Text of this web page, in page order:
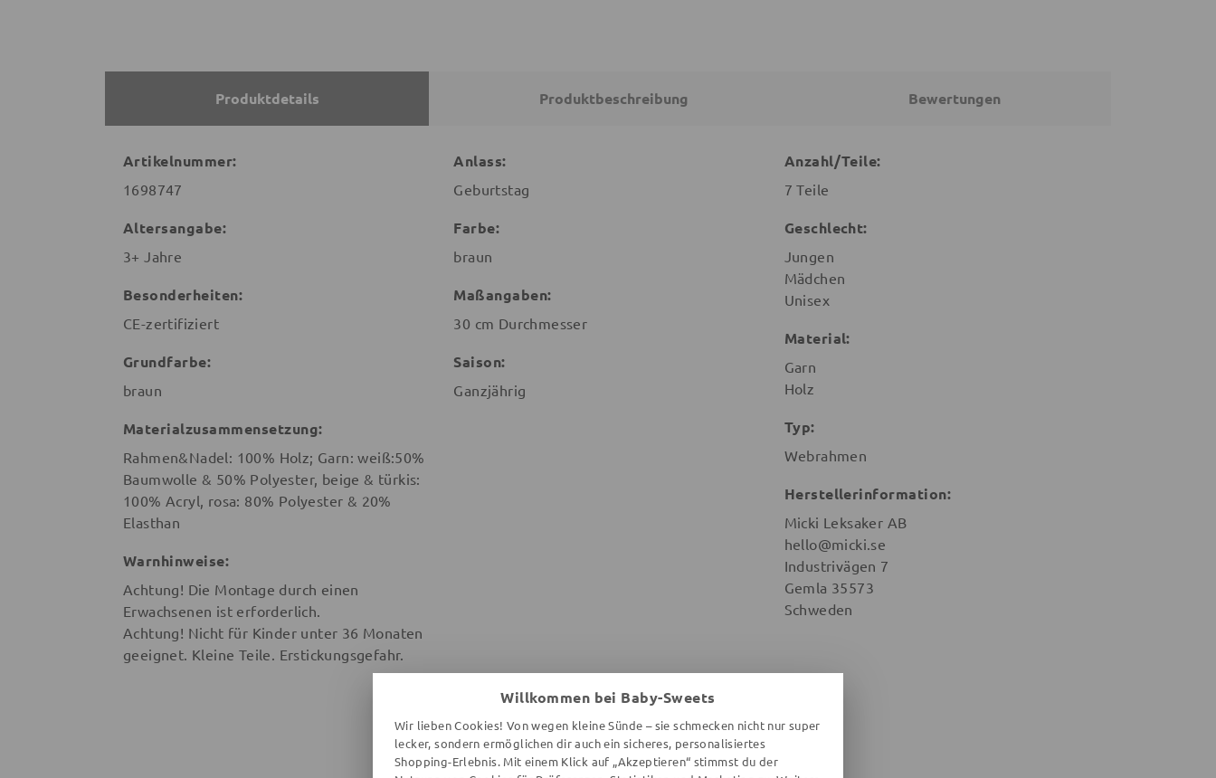
Produktdetails Produktbeschreibung Bewertungen
Artikelnummer:
1698747
Altersangabe:
3+ Jahre
Besonderheiten:
CE-zertifiziert
Grundfarbe:
braun
Materialzusammensetzung:
Rahmen&Nadel: 100% Holz; Garn: weiß:50%
Baumwolle & 50% Polyester, beige & türkis:
100% Acryl, rosa: 80% Polyester & 20%
Elasthan
Warnhinweise:
Achtung! Die Montage durch einen
Erwachsenen ist erforderlich.
Achtung! Nicht für Kinder unter 36 Monaten
geeignet. Kleine Teile. Erstickungsgefahr.
Anlass:
Geburtstag
Farbe:
braun
Maßangaben:
30 cm Durchmesser
Saison:
Ganzjährig
Anzahl/Teile:
7 Teile
Geschlecht:
Jungen
Mädchen
Unisex
Material:
Garn
Holz
Typ:
Webrahmen
Herstellerinformation:
Micki Leksaker AB
hello@micki.se
Industrivägen 7
Gemla 35573
Schweden
Willkommen bei Baby-Sweets
Wir lieben Cookies! Von wegen kleine Sünde – sie schmecken nicht nur super
lecker, sondern ermöglichen dir auch ein sicheres, personalisiertes
Shopping-Erlebnis. Mit einem Klick auf „Akzeptieren“ stimmst du der